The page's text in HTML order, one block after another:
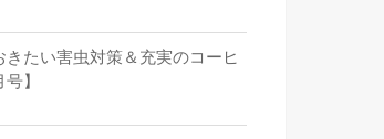
きたい害虫対策＆充実のコーヒ
】